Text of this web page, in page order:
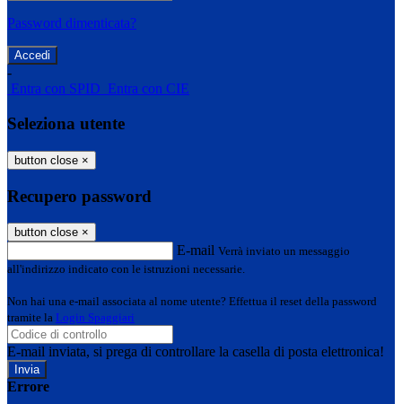
Password dimenticata?
-
Entra con SPID Entra con CIE
Seleziona utente
button close ×
Recupero password
button close ×
E-mail Verrà inviato un messaggio
all'indirizzo indicato con le istruzioni necessarie.
Non hai una e-mail associata al nome utente? Effettua il reset della password
tramite la Login Spaggiari
E-mail inviata, si prega di controllare la casella di posta elettronica!
Errore